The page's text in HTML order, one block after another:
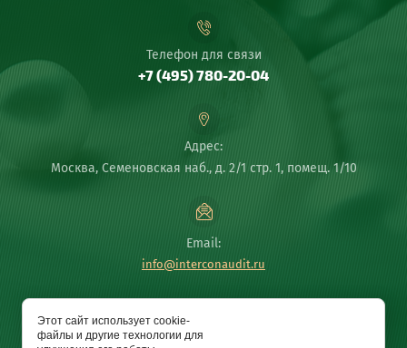
Телефон для связи
+7 (495) 780-20-04
Адрес:
Москва, Семеновская наб., д. 2/1 стр. 1, помещ. 1/10
Email:
info@interconaudit.ru
Этот сайт использует cookie-
файлы и другие технологии для